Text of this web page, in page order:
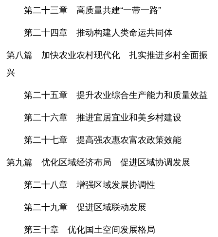
第二十三章 高质量共建“一带一路”
第二十四章 推动构建人类命运共同体
第八篇 加快农业农村现代化 扎实推进乡村全面振
兴
第二十五章 提升农业综合生产能力和质量效益
第二十六章 推进宜居宜业和美乡村建设
第二十七章 提高强农惠农富农政策效能
第九篇 优化区域经济布局 促进区域协调发展
第二十八章 增强区域发展协调性
第二十九章 促进区域联动发展
第三十章 优化国土空间发展格局